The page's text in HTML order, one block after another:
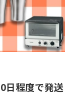
日程度で発送